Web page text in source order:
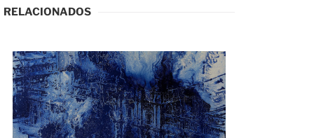
RELACIONADOS